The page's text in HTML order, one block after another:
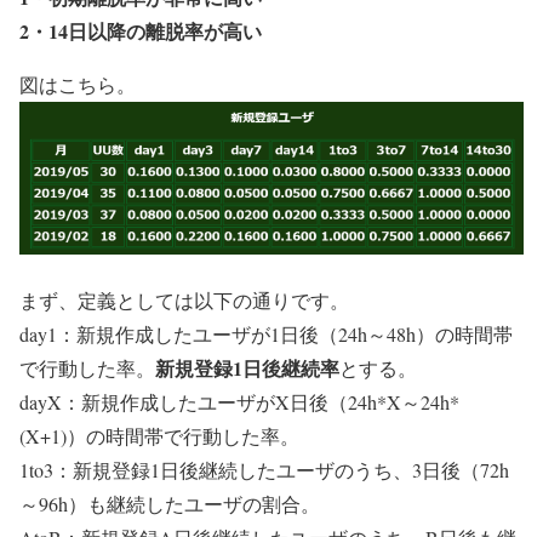
2・14日以降の離脱率が高い
図はこちら。
まず、定義としては以下の通りです。
day1：新規作成したユーザが1日後（24h～48h）の時間帯
で行動した率。 新規登録1日後継続率とする。
dayX：新規作成したユーザがX日後（24h*X～24h*
(X+1)）の時間帯で行動した率。
1to3：新規登録1日後継続したユーザのうち、3日後（72h
～96h）も継続したユーザの割合。